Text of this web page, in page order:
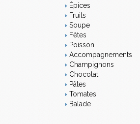
Épices
Fruits
Soupe
Fêtes
Poisson
Accompagnements
Champignons
Chocolat
Pâtes
Tomates
Balade